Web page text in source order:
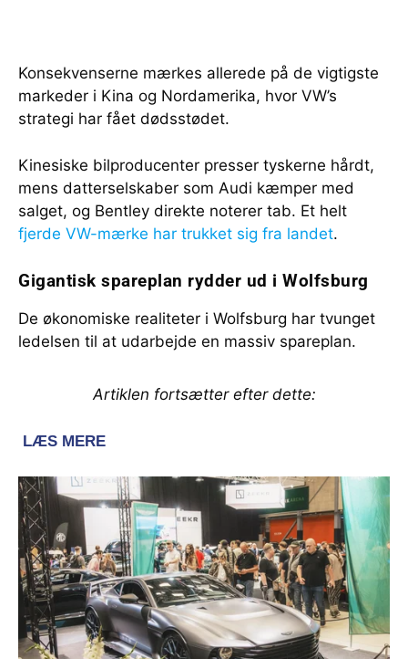
Konsekvenserne mærkes allerede på de vigtigste
markeder i Kina og Nordamerika, hvor VW’s
strategi har fået dødsstødet.
Kinesiske bilproducenter presser tyskerne hårdt,
mens datterselskaber som Audi kæmper med
salget, og Bentley direkte noterer tab. Et helt
fjerde VW-mærke har trukket sig fra landet.
Gigantisk spareplan rydder ud i Wolfsburg
De økonomiske realiteter i Wolfsburg har tvunget
ledelsen til at udarbejde en massiv spareplan.
Artiklen fortsætter efter dette: